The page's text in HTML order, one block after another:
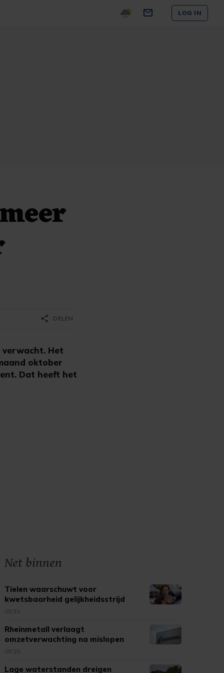
LOG IN
verwacht. Het
oktober
Dat heeft het
share DELEN
Net binnen
Tielen waarschuwt voor
kwetsbaarheid gelijkheidsstrijd
09:33
Rheinmetall verlaagt
omzetverwachting na mislopen
bouw fregatten
09:25
Lage waterstanden dreigen